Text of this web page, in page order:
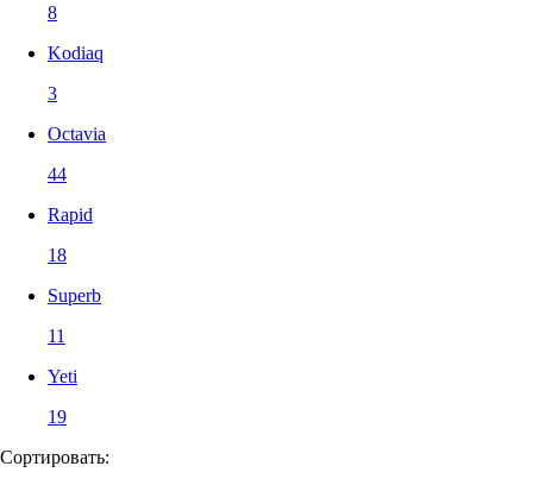
8
Kodiaq
3
Octavia
44
Rapid
18
Superb
11
Yeti
19
Сортировать: